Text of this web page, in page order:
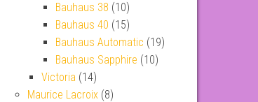
Bauhaus 38 (10)
Bauhaus 40 (15)
Bauhaus Automatic (19)
Bauhaus Sapphire (10)
Victoria (14)
Maurice Lacroix (8)